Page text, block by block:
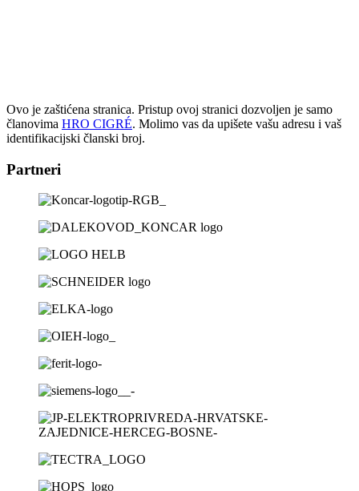
Ovo je zaštićena stranica. Pristup ovoj stranici dozvoljen je samo
članovima HRO CIGRÉ. Molimo vas da upišete vašu adresu i vaš
identifikacijski članski broj.
Partneri